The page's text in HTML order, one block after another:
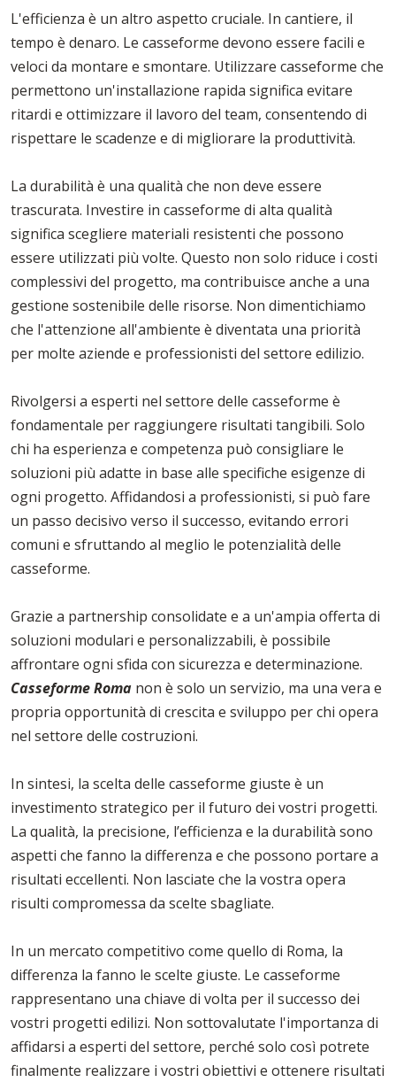
L'efficienza è un altro aspetto cruciale. In cantiere, il
tempo è denaro. Le casseforme devono essere facili e
veloci da montare e smontare. Utilizzare casseforme che
permettono un'installazione rapida significa evitare
ritardi e ottimizzare il lavoro del team, consentendo di
rispettare le scadenze e di migliorare la produttività.
La durabilità è una qualità che non deve essere
trascurata. Investire in casseforme di alta qualità
significa scegliere materiali resistenti che possono
essere utilizzati più volte. Questo non solo riduce i costi
complessivi del progetto, ma contribuisce anche a una
gestione sostenibile delle risorse. Non dimentichiamo
che l'attenzione all'ambiente è diventata una priorità
per molte aziende e professionisti del settore edilizio.
Rivolgersi a esperti nel settore delle casseforme è
fondamentale per raggiungere risultati tangibili. Solo
chi ha esperienza e competenza può consigliare le
soluzioni più adatte in base alle specifiche esigenze di
ogni progetto. Affidandosi a professionisti, si può fare
un passo decisivo verso il successo, evitando errori
comuni e sfruttando al meglio le potenzialità delle
casseforme.
Grazie a partnership consolidate e a un'ampia offerta di
soluzioni modulari e personalizzabili, è possibile
affrontare ogni sfida con sicurezza e determinazione.
Casseforme Roma non è solo un servizio, ma una vera e
propria opportunità di crescita e sviluppo per chi opera
nel settore delle costruzioni.
In sintesi, la scelta delle casseforme giuste è un
investimento strategico per il futuro dei vostri progetti.
La qualità, la precisione, l’efficienza e la durabilità sono
aspetti che fanno la differenza e che possono portare a
risultati eccellenti. Non lasciate che la vostra opera
risulti compromessa da scelte sbagliate.
In un mercato competitivo come quello di Roma, la
differenza la fanno le scelte giuste. Le casseforme
rappresentano una chiave di volta per il successo dei
vostri progetti edilizi. Non sottovalutate l'importanza di
affidarsi a esperti del settore, perché solo così potrete
finalmente realizzare i vostri obiettivi e ottenere risultati